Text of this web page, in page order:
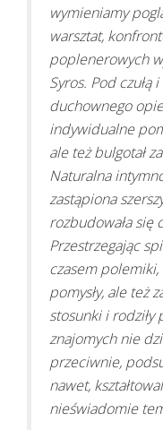
wymieniamy
warsztat,
poplenerowych
Syros. Pod czułą
duchownego
indywidualne
ale też bulgotał
Naturalna
zastąpiona
rozbudowała się
Przestrzegając
czasem polemiki,
pomysły, ale też
stosunki i rodziły
znajomych nie
przeciwnie,
nawet,
nieświadomie